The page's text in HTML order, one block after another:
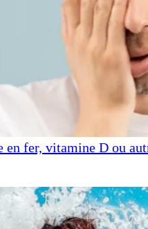
en fer, vitamine D ou